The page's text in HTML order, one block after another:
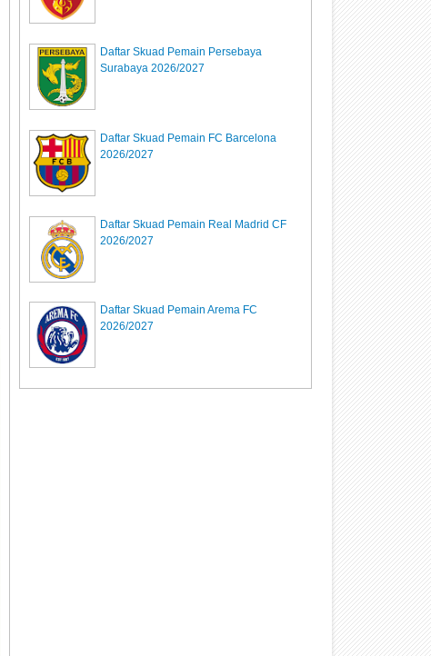
Daftar Skuad Pemain Persebaya
Surabaya 2026/2027
Daftar Skuad Pemain FC Barcelona
2026/2027
Daftar Skuad Pemain Real Madrid CF
2026/2027
Daftar Skuad Pemain Arema FC
2026/2027